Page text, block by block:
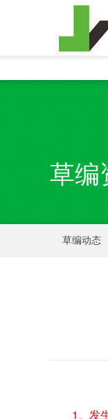
全国
草编
草编动态
1、发